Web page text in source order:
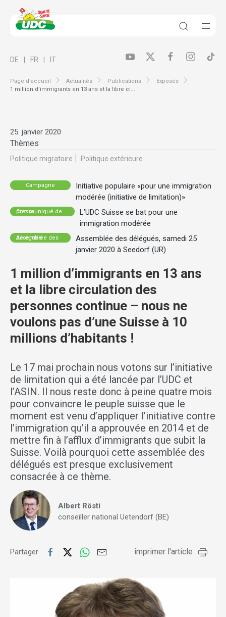
Page d’accueil Actualités Publications
Exposés
1 million d’immigrants en 13 ans et la libre ci...
DE FR IT
25. janvier 2020
Thèmes
Politique migratoire Politique extérieure
Campagne
Initiative populaire «pour une immigration
modérée (initiative de limitation)»
Communiqué de presse
L’UDC Suisse se bat pour une
immigration modérée
Assemblée des délégués
Assemblée des délégués, samedi 25
janvier 2020 à Seedorf (UR)
1 million d’immigrants en 13 ans
et la libre circulation des
personnes continue – nous ne
voulons pas d’une Suisse à 10
millions d’habitants !
Le 17 mai prochain nous votons sur l’initiative
de limitation qui a été lancée par l’UDC et
l’ASIN. Il nous reste donc à peine quatre mois
pour convaincre le peuple suisse que le
moment est venu d’appliquer l’initiative contre
l’immigration qu’il a approuvée en 2014 et de
mettre fin à l’afflux d’immigrants que subit la
Suisse. Voilà pourquoi cette assemblée des
délégués est presque exclusivement
consacrée à ce thème.
Albert Rösti
conseiller national Uetendorf (BE)
Partager imprimer l'article